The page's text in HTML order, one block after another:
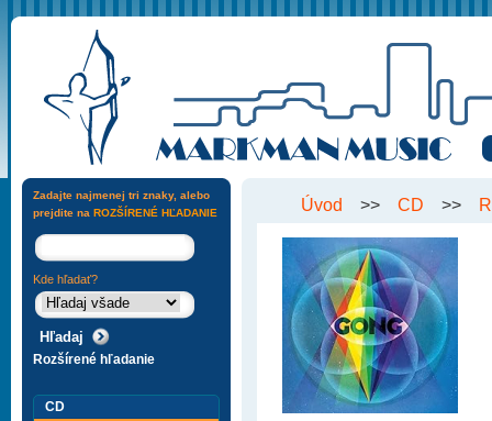
Úvod >> CD >>
Zadajte najmenej tri znaky, alebo
prejdite na ROZŠÍRENÉ HĽADANIE
Kde hľadať?
Rozšírené hľadanie
CD